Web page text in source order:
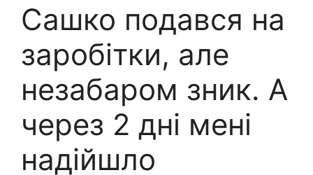
Сашко подався на
заробітки, але
незабаром зник. А
через 2 дні мені
надійшло